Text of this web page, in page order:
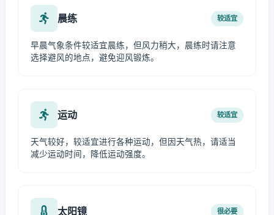
晨练 较适宜
早晨气象条件较适宜晨练，但风力稍大，晨练时请注意
选择避风的地点，避免迎风锻炼。
运动 较适宜
天气较好，较适宜进行各种运动，但因天气热，请适当
减少运动时间，降低运动强度。
太阳镜 很必要